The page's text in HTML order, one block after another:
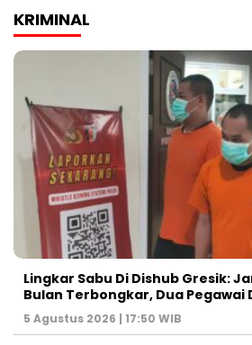
KRIMINAL
Lingkar Sabu Di Dishub Gresik:
Bulan Terbongkar, Dua Pegawai
5 Agustus 2026 | 17:50 WIB